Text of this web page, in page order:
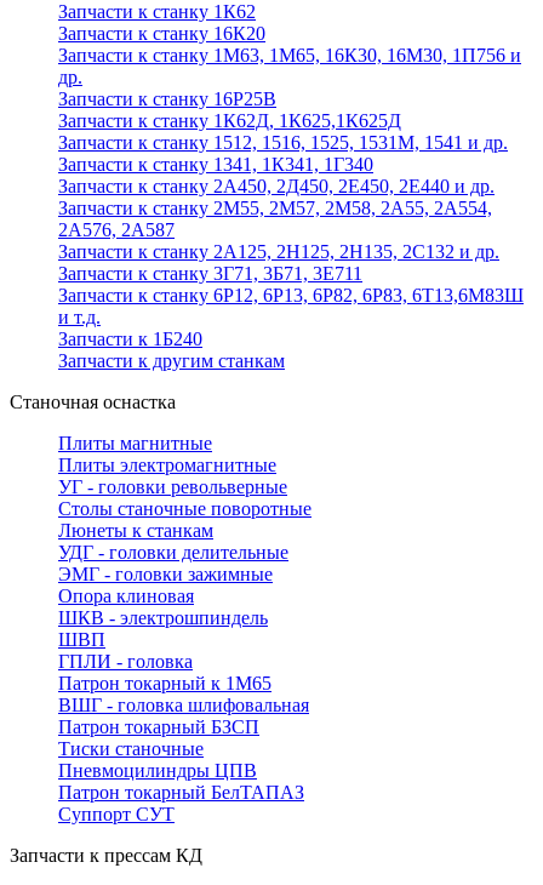
Запчасти к станку 1К62
Запчасти к станку 16К20
Запчасти к станку 1М63, 1М65, 16К30, 16М30, 1П756 и
др.
Запчасти к станку 16Р25В
Запчасти к станку 1К62Д, 1К625,1К625Д
Запчасти к станку 1512, 1516, 1525, 1531М, 1541 и др.
Запчасти к станку 1341, 1К341, 1Г340
Запчасти к станку 2А450, 2Д450, 2Е450, 2Е440 и др.
Запчасти к станку 2М55, 2М57, 2М58, 2А55, 2А554,
2А576, 2А587
Запчасти к станку 2А125, 2Н125, 2Н135, 2С132 и др.
Запчасти к станку 3Г71, 3Б71, 3Е711
Запчасти к станку 6Р12, 6Р13, 6Р82, 6Р83, 6Т13,6М83Ш
и т.д.
Запчасти к 1Б240
Запчасти к другим станкам
Станочная оснастка
Плиты магнитные
Плиты электромагнитные
УГ - головки револьверные
Столы станочные поворотные
Люнеты к станкам
УДГ - головки делительные
ЭМГ - головки зажимные
Опора клиновая
ШКВ - электрошпиндель
ШВП
ГПЛИ - головка
Патрон токарный к 1М65
ВШГ - головка шлифовальная
Патрон токарный БЗСП
Тиски станочные
Пневмоцилиндры ЦПВ
Патрон токарный БелТАПАЗ
Суппорт СУТ
Запчасти к прессам КД